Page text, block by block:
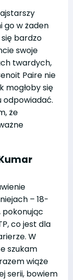
go w żaden
bardzo
swoje
twardych,
Paire nie
mogłoby się
że
– 18-
pokonując
co jest dla
W
szukam
wiąże
serii, bowiem